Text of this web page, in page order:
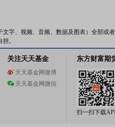
字、视频、音频、数据及图表）全部或
。
关注天天基金
天天基金网微博
天天基金网微信
东方财富期
扫一扫下载